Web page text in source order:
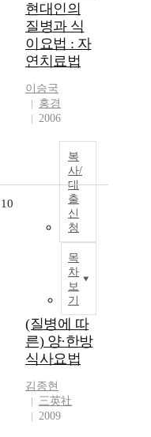
현대인의
질병과 식
이요법 : 자
연치료법
이승국
홍경
2006
복
사/
대
출
신
청
목
차
보
기
10
(질병에 따
른) 양·한방
식사요법
김종현
三英社
2009